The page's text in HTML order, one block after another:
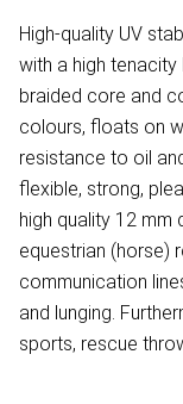
High-quality UV
with a high tenacity
braided core and
colours, floats on
resistance to oil
flexible, strong,
high quality 12
equestrian (horse)
communication
and lunging.
sports, rescue